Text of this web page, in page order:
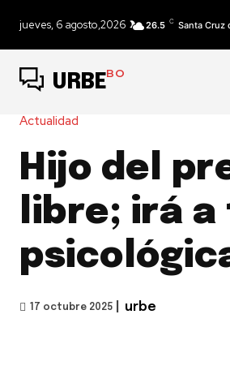
jueves, 6 agosto,2026 26.5 C Santa Cruz
URBEBO
Actualidad
Hijo del
libre; irá
17 octubre 2025 urbe